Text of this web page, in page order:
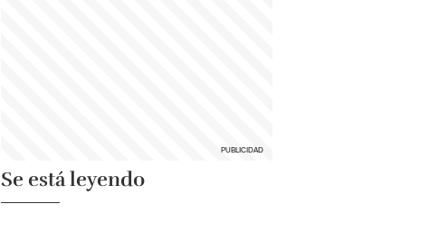
Se está leyendo